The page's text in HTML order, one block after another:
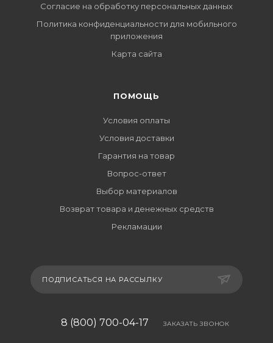
Согласие на обработку персональных данных
Политика конфиденциальности для мобильного
приложения
Карта сайта
ПОМОЩЬ
Условия оплаты
Условия доставки
Гарантия на товар
Вопрос-ответ
Выбор материалов
Возврат товара и денежных средств
Рекламации
ПОДПИСАТЬСЯ НА РАССЫЛКУ
8 (800) 700-04-17 ЗАКАЗАТЬ ЗВОНОК